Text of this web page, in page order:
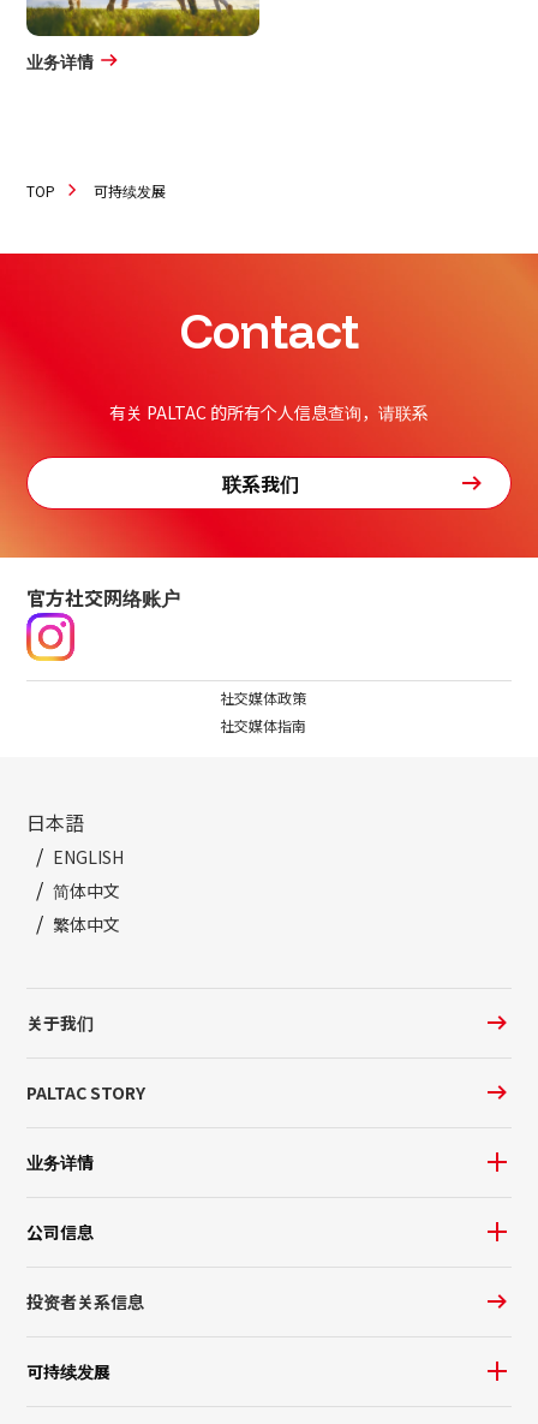
业务详情
TOP 可持续发展
Contact
有关 PALTAC 的所有个人信息查询，请联系
联系我们
官方社交网络账户
社交媒体政策
社交媒体指南
日本語
ENGLISH
简体中文
繁体中文
关于我们
PALTAC STORY
业务详情
公司信息
投资者关系信息
可持续发展